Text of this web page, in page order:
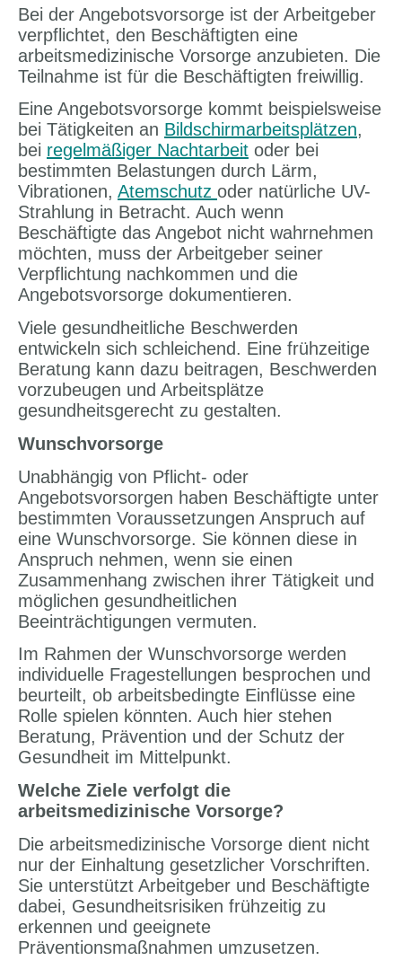
Bei der Angebotsvorsorge ist der Arbeitgeber
verpflichtet, den Beschäftigten eine
arbeitsmedizinische Vorsorge anzubieten. Die
Teilnahme ist für die Beschäftigten freiwillig.
Eine Angebotsvorsorge kommt beispielsweise
bei Tätigkeiten an Bildschirmarbeitsplätzen,
bei regelmäßiger Nachtarbeit oder bei
bestimmten Belastungen durch Lärm,
Vibrationen, Atemschutz oder natürliche UV-
Strahlung in Betracht. Auch wenn
Beschäftigte das Angebot nicht wahrnehmen
möchten, muss der Arbeitgeber seiner
Verpflichtung nachkommen und die
Angebotsvorsorge dokumentieren.
Viele gesundheitliche Beschwerden
entwickeln sich schleichend. Eine frühzeitige
Beratung kann dazu beitragen, Beschwerden
vorzubeugen und Arbeitsplätze
gesundheitsgerecht zu gestalten.
Wunschvorsorge
Unabhängig von Pflicht- oder
Angebotsvorsorgen haben Beschäftigte unter
bestimmten Voraussetzungen Anspruch auf
eine Wunschvorsorge. Sie können diese in
Anspruch nehmen, wenn sie einen
Zusammenhang zwischen ihrer Tätigkeit und
möglichen gesundheitlichen
Beeinträchtigungen vermuten.
Im Rahmen der Wunschvorsorge werden
individuelle Fragestellungen besprochen und
beurteilt, ob arbeitsbedingte Einflüsse eine
Rolle spielen könnten. Auch hier stehen
Beratung, Prävention und der Schutz der
Gesundheit im Mittelpunkt.
Welche Ziele verfolgt die
arbeitsmedizinische Vorsorge?
Die arbeitsmedizinische Vorsorge dient nicht
nur der Einhaltung gesetzlicher Vorschriften.
Sie unterstützt Arbeitgeber und Beschäftigte
dabei, Gesundheitsrisiken frühzeitig zu
erkennen und geeignete
Präventionsmaßnahmen umzusetzen.